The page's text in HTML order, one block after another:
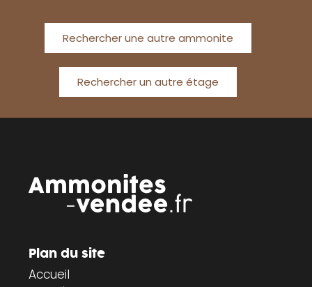
Rechercher une autre ammonite
Rechercher un autre étage
Plan du site
Accueil